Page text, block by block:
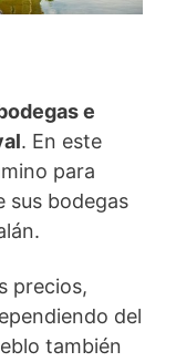
e
. En este
para
sus bodegas
precios,
del
también